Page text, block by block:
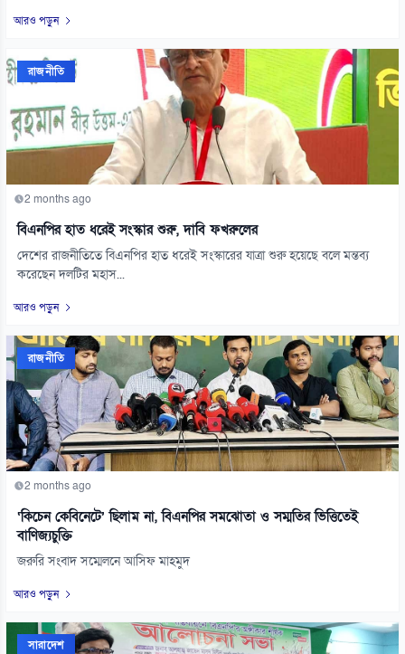
আরও পড়ুন
রাজনীতি
2 months ago
বিএনপির হাত ধরেই সংস্কার শুরু, দাবি ফখরুলের
দেশের রাজনীতিতে বিএনপির হাত ধরেই সংস্কারের যাত্রা শুরু হয়েছে বলে মন্তব্য
করেছেন দলটির মহাস...
আরও পড়ুন
রাজনীতি
2 months ago
‘কিচেন কেবিনেটে’ ছিলাম না, বিএনপির সমঝোতা ও সম্মতির ভিত্তিতেই
বাণিজ্যচুক্তি
জরুরি সংবাদ সম্মেলনে আসিফ মাহমুদ
আরও পড়ুন
সারাদেশ